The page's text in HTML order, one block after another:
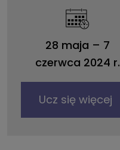
28 maja – 7
czerwca 2024 r.
Ucz się więcej